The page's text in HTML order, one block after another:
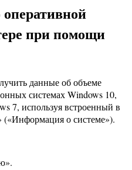
при помощи
данные об объеме
системах Windows 10,
7, используя встроенный в
(«Информация о системе»).